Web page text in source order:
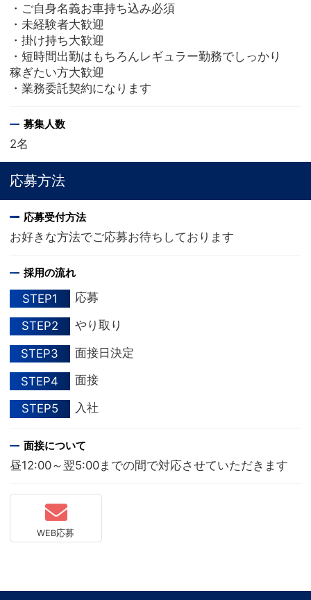
・ご自身名義お車持ち込み必須
・未経験者大歓迎
・掛け持ち大歓迎
・短時間出勤はもちろんレギュラー勤務でしっかり
稼ぎたい方大歓迎
・業務委託契約になります
募集人数
2名
応募方法
応募受付方法
お好きな方法でご応募お待ちしております
採用の流れ
STEP1 応募
STEP2 やり取り
STEP3 面接日決定
STEP4 面接
STEP5 入社
面接について
昼12:00～翌5:00までの間で対応させていただきます
WEB応募